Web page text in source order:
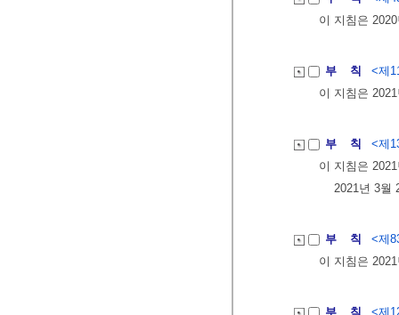
이 지침은
부 칙
<제
이 지침은
부 칙
<제
이 지침은
2021년 3월
부 칙
<제
이 지침은
부 칙 <제